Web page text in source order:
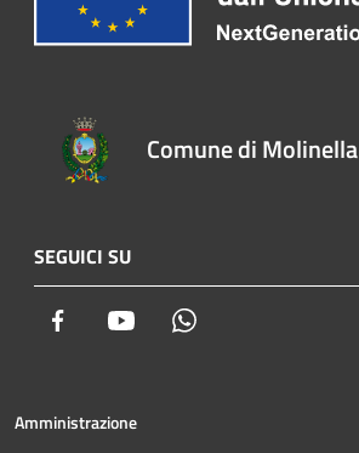
Comune di Molinella
SEGUICI SU
Facebook Youtube
Amministrazione